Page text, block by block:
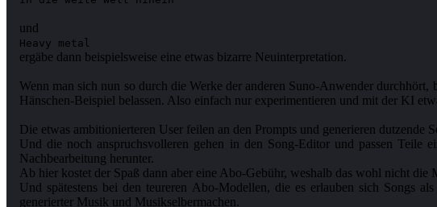
Heavy metal
ergäbe dann beispielsweise eine etwas bizarre Neuinterpretation.
Wenn man sich nun so durch die Werke der anderen Suno-Anwender
Hänschen-Beispiel belassen. Also einfach nur experimentieren und mit der KI
Die etwas ambitionierteren User feilen an den Prompts und generieren dutzende
Und die noch anspruchsvolleren gehen in den Song-Editor und passen Teile
Nachbearbeitung herunter.
Ab hier kostet der Spaß dann aber eine Abo-Gebühr, weshalb das wohl nicht die
Und spätestens bei den teureren Abo-Modellen, die es erlauben sich Songs
generierter Musik und Musikselbermachen.